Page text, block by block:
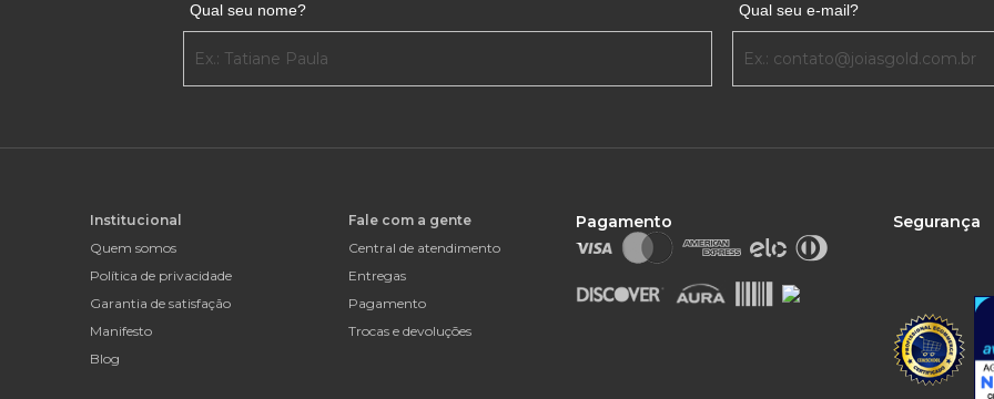
Qual seu nome? Qual seu e-mail?
Institucional
Quem somos
Política de privacidade
Garantia de satisfação
Manifesto
Blog
Fale com a gente
Central de atendimento
Entregas
Pagamento
Trocas e devoluções
Pagamento Segurança